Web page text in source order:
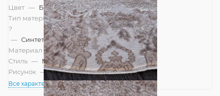
Цвет — Бежевый, Коричневый
Тип материала
?
— Синтетический, Смешанный
Материал — Полипропилен
Стиль — Модерн
Рисунок — Современный
Все характеристики